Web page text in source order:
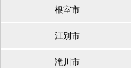
根室市
江別市
滝川市